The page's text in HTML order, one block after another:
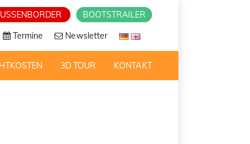
BOOTSTRAILER
Termine Newsletter
3D TOUR KONTAKT